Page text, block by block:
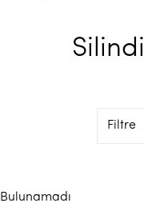
Filtre
Bulunamadı